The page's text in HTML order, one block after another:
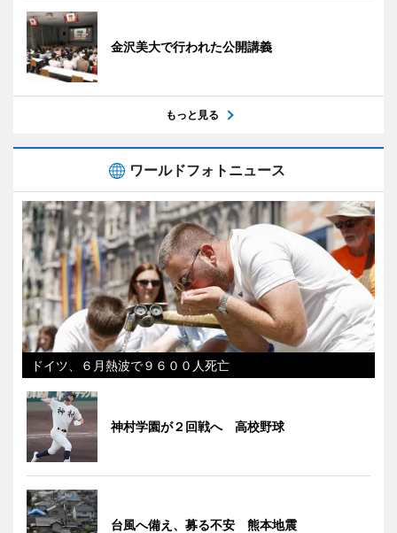
金沢美大で行われた公開講義
もっと見る
ワールドフォトニュース
ドイツ、６月熱波で９６００人死亡
神村学園が２回戦へ 高校野球
台風へ備え、募る不安 熊本地震